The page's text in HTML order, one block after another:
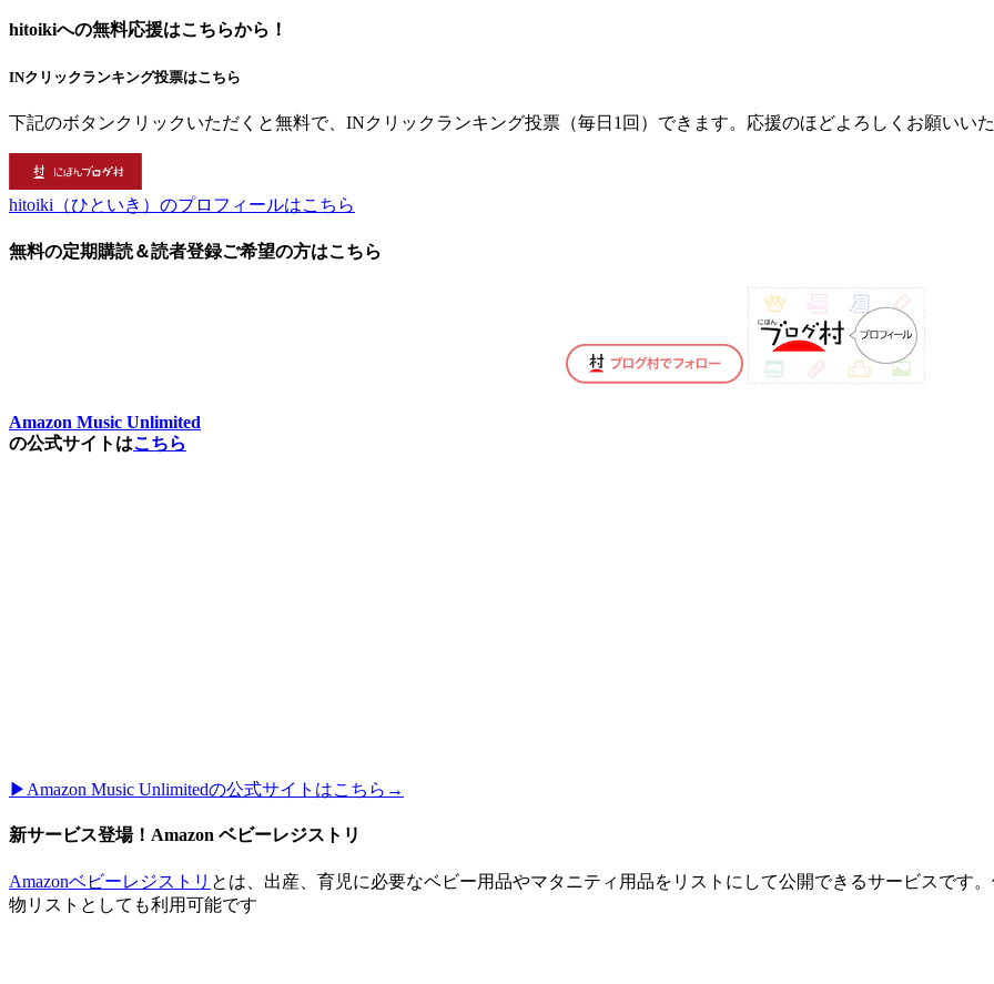
hitoikiへの無料応援はこちらから！
INクリックランキング投票はこちら
下記のボタンクリックいただくと無料で、INクリックランキング投票（毎日1回）できます。応援のほどよろしくお願いい
hitoiki（ひといき）のプロフィールはこちら
無料の定期購読＆読者登録ご希望の方はこちら
Amazon Music Unlimited
の公式サイトはこちら
▶︎Amazon Music Unlimitedの公式サイトはこちら→
新サービス登場！Amazon ベビーレジストリ
Amazonベビーレジストリ とは、出産、育児に必要なベビー用品やマタニティ用品をリストにして公開できるサービスです
物リストとしても利用可能です